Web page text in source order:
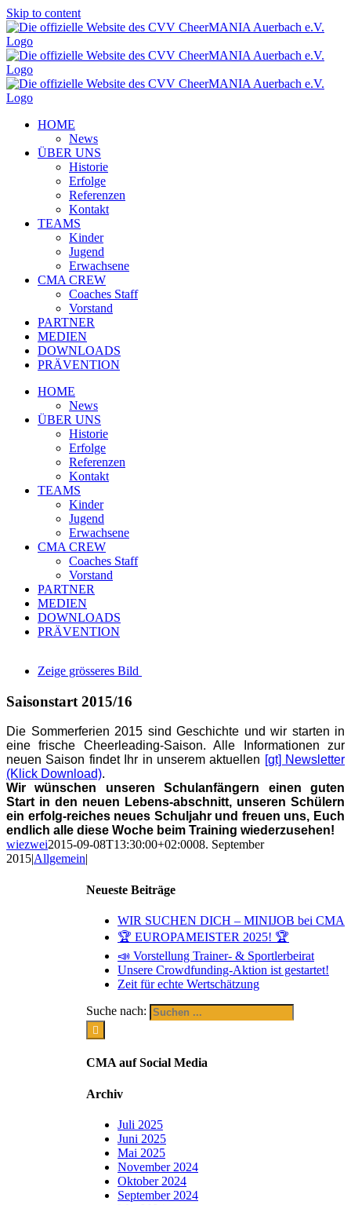
Skip to content
HOME
News
ÜBER UNS
Historie
Erfolge
Referenzen
Kontakt
TEAMS
Kinder
Jugend
Erwachsene
CMA CREW
Coaches Staff
Vorstand
PARTNER
MEDIEN
DOWNLOADS
PRÄVENTION
HOME
News
ÜBER UNS
Historie
Erfolge
Referenzen
Kontakt
TEAMS
Kinder
Jugend
Erwachsene
CMA CREW
Coaches Staff
Vorstand
PARTNER
MEDIEN
DOWNLOADS
PRÄVENTION
Zeige grösseres Bild
Saisonstart 2015/16
Die Sommerferien 2015 sind Geschichte und wir starten in
eine frische Cheerleading-Saison. Alle Informationen zur
neuen Saison findet Ihr in unserem aktuellen [gt] Newsletter
(Klick Download).
Wir wünschen unseren Schulanfängern einen guten
Start in den neuen Lebens-abschnitt, unseren Schülern
ein erfolg-reiches neues Schuljahr und freuen uns, Euch
endlich alle diese Woche beim Training wiederzusehen!
wiezwei2015-09-08T13:30:00+02:0008. September
2015|Allgemein|
Neueste Beiträge
WIR SUCHEN DICH – MINIJOB bei CMA
🏆 EUROPAMEISTER 2025! 🏆
📣 Vorstellung Trainer- & Sportlerbeirat
Unsere Crowdfunding-Aktion ist gestartet!
Zeit für echte Wertschätzung
Suche nach:
CMA auf Social Media
Archiv
Juli 2025
Juni 2025
Mai 2025
November 2024
Oktober 2024
September 2024